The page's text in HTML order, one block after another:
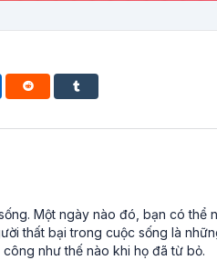
Một ngày nào đó, bạn có thể
thất bại trong cuộc sống là
như thế nào khi họ đã từ bỏ.